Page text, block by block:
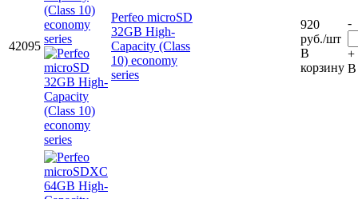
42095
Perfeo microSD
32GB High-
Capacity (Class
10) economy
series
920
руб./шт
В
корзину
-
+
В